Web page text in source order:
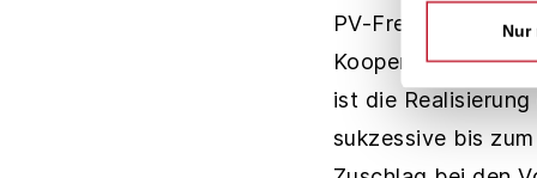
Nur
PV-
Kooperation
ist die
sukzessive bis